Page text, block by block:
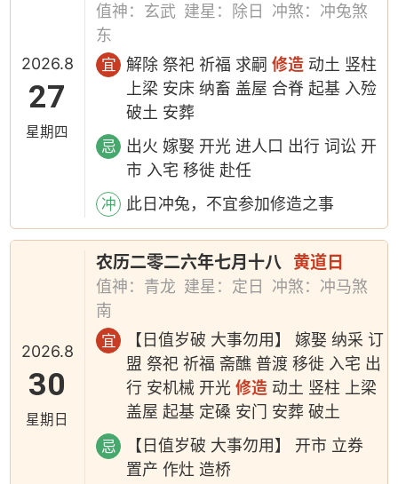
2026.8
27
星期四
值神：玄武 建星：除日
冲煞：冲兔煞
东
宜 解除 祭祀 祈福 求嗣修造 动土 竖柱
上梁 安床 纳畜 盖屋 合脊 起基 入殓
破土 安葬
忌
出火 嫁娶 开光 进人口 出行 词讼 开
市 入宅 移徙 赴任
冲 此日冲兔，不宜参加修造之事
2026.8
30
星期日
农历二零二六年七月十八 黄道日
值神：青龙 建星：定日
冲煞：冲马煞
南
宜
【日值岁破 大事勿用】 嫁娶 纳采 订
盟 祭祀 祈福 斋醮 普渡 移徙 入宅 出
行 安机械 开光修造 动土 竖柱 上梁
盖屋 起基 定磉 安门 安葬 破土
忌
【日值岁破 大事勿用】 开市 立券
置产 作灶 造桥